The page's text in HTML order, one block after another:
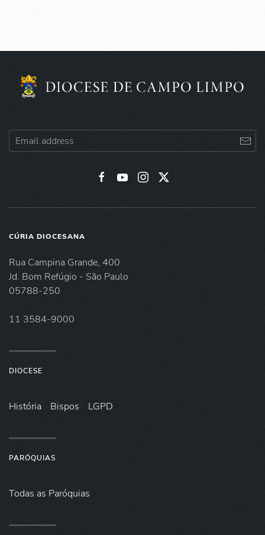
CÚRIA DIOCESANA
Rua Campina Grande, 400
Jd. Bom Refúgio - São Paulo
05788-250
11 3584-9000
DIOCESE
História Bispos LGPD
PARÓQUIAS
Todas as Paróquias